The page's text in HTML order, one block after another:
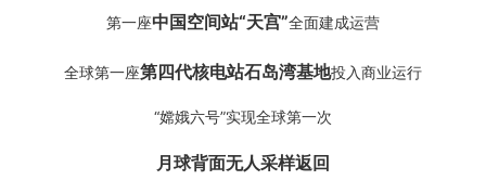
第一座中国空间站“天宫”全面建成运营
全球第一座第四代核电站石岛湾基地投入商业运行
“嫦娥六号”实现全球第一次
月球背面无人采样返回